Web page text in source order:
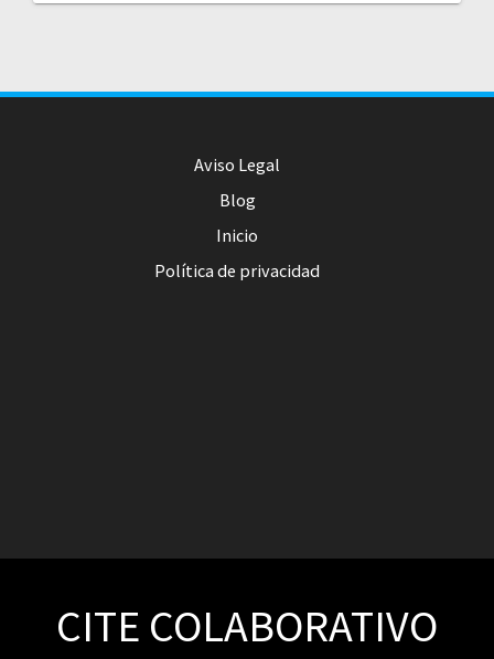
Aviso Legal
Blog
Inicio
Política de privacidad
CITE COLABORATIVO